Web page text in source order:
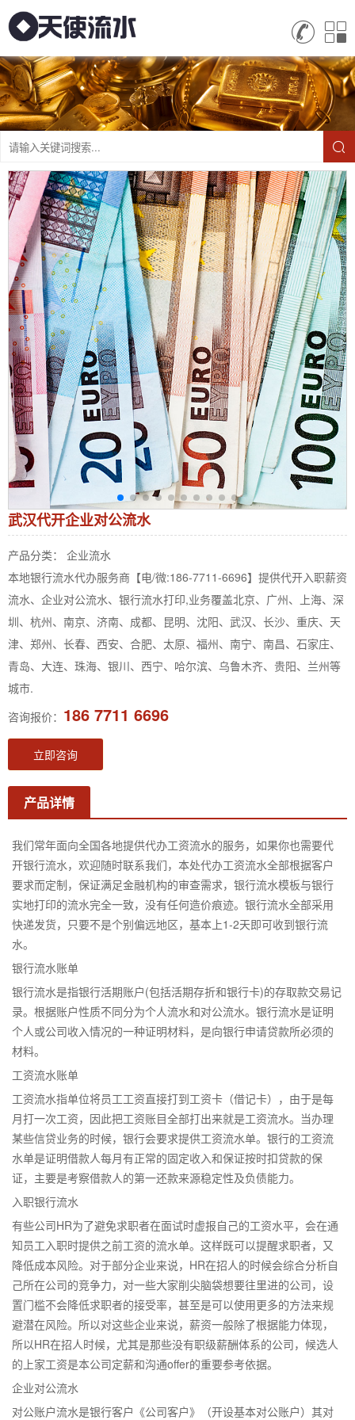
武汉代开企业对公流水
产品分类： 企业流水
本地银行流水代办服务商【电/微:186-7711-6696】提供代开入职薪资
流水、企业对公流水、银行流水打印,业务覆盖北京、广州、上海、深
圳、杭州、南京、济南、成都、昆明、沈阳、武汉、长沙、重庆、天
津、郑州、长春、西安、合肥、太原、福州、南宁、南昌、石家庄、
青岛、大连、珠海、银川、西宁、哈尔滨、乌鲁木齐、贵阳、兰州等
城市.
咨询报价： 186 7711 6696
立即咨询
产品详情
我们常年面向全国各地提供代办工资流水的服务，如果你也需要代
开银行流水，欢迎随时联系我们，本处代办工资流水全部根据客户
要求而定制，保证满足金融机构的审查需求，银行流水模板与银行
实地打印的流水完全一致，没有任何造价痕迹。银行流水全部采用
快递发货，只要不是个别偏远地区，基本上1-2天即可收到银行流
水。
银行流水账单
银行流水是指银行活期账户(包括活期存折和银行卡)的存取款交易记
录。根据账户性质不同分为个人流水和对公流水。银行流水是证明
个人或公司收入情况的一种证明材料，是向银行申请贷款所必须的
材料。
工资流水账单
工资流水指单位将员工工资直接打到工资卡（借记卡），由于是每
月打一次工资，因此把工资账目全部打出来就是工资流水。当办理
某些信贷业务的时候，银行会要求提供工资流水单。银行的工资流
水单是证明借款人每月有正常的固定收入和保证按时扣贷款的保
证，主要是考察借款人的第一还款来源稳定性及负债能力。
入职银行流水
有些公司HR为了避免求职者在面试时虚报自己的工资水平，会在通
知员工入职时提供之前工资的流水单。这样既可以提醒求职者，又
降低成本风险。对于部分企业来说，HR在招人的时候会综合分析自
己所在公司的竞争力，对一些大家削尖脑袋想要往里进的公司，设
置门槛不会降低求职者的接受率，甚至是可以使用更多的方法来规
避潜在风险。所以对这些企业来说，薪资一般除了根据能力体现，
所以HR在招人时候，尤其是那些没有职级薪酬体系的公司，候选人
的上家工资是本公司定薪和沟通offer的重要参考依据。
企业对公流水
对公账户流水是银行客户《公司客户》（开设基本对公账户）其对